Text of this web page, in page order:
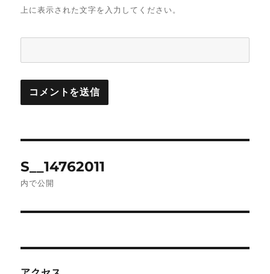
上に表示された文字を入力してください。
稿
ゲ
S__14762011
内で公開